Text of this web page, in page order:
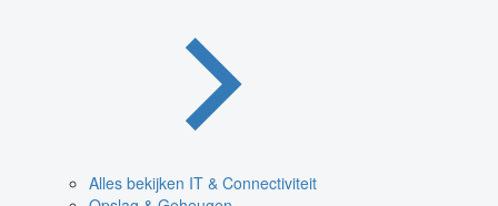
Alles bekijken IT & Connectiviteit